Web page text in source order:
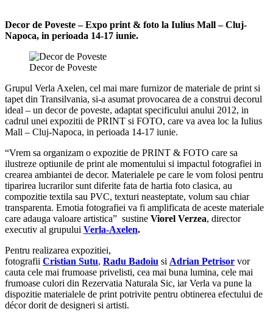
Decor de Poveste – Expo print & foto la Iulius Mall – Cluj-
Napoca, in perioada 14-17 iunie.
Decor de Poveste
Grupul Verla Axelen, cel mai mare furnizor de materiale de print si
tapet din Transilvania, si-a asumat provocarea de a construi decorul
ideal – un decor de poveste, adaptat specificului anului 2012, in
cadrul unei expozitii de PRINT si FOTO, care va avea loc la Iulius
Mall – Cluj-Napoca, in perioada 14-17 iunie.
“Vrem sa organizam o expozitie de PRINT & FOTO care sa
ilustreze optiunile de print ale momentului si impactul fotografiei in
crearea ambiantei de decor. Materialele pe care le vom folosi pentru
tiparirea lucrarilor sunt diferite fata de hartia foto clasica, au
compozitie textila sau PVC, texturi neasteptate, volum sau chiar
transparenta. Emotia fotografiei va fi amplificata de aceste materiale
care adauga valoare artistica” sustine Viorel Verzea, director
executiv al grupului Verla-Axelen.
Pentru realizarea expozitiei,
fotografii Cristian Sutu, Radu Badoiu si Adrian Petrisor vor
cauta cele mai frumoase privelisti, cea mai buna lumina, cele mai
frumoase culori din Rezervatia Naturala Sic, iar Verla va pune la
dispozitie materialele de print potrivite pentru obtinerea efectului de
décor dorit de designeri si artisti.